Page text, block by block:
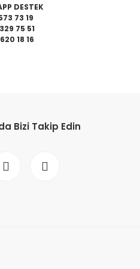
DESTEK
73 19
75 51
18 16
Bizi Takip Edin